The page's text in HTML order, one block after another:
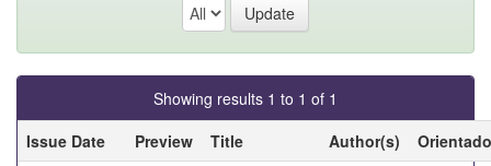
Showing results 1 to 1 of 1
Issue Date
Preview Title Author(s)